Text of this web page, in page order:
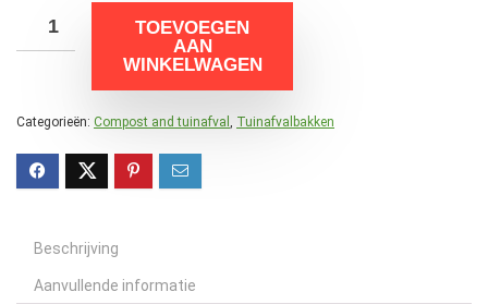
TOEVOEGEN
AAN
WINKELWAGEN
Categorieën: Compost and tuinafval , Tuinafvalbakken
Beschrijving
Aanvullende informatie